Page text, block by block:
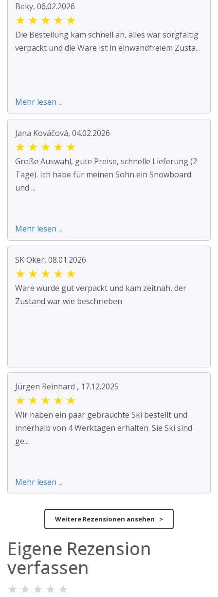
Beky, 06.02.2026
★ ★ ★ ★ ★
Die Bestellung kam schnell an, alles war sorgfältig
verpackt und die Ware ist in einwandfreiem Zusta...
Mehr lesen ...
Jana Kováčová, 04.02.2026
★ ★ ★ ★ ★
Große Auswahl, gute Preise, schnelle Lieferung (2
Tage). Ich habe für meinen Sohn ein Snowboard
und ...
Mehr lesen ...
SK Oker, 08.01.2026
★ ★ ★ ★ ★
Ware wurde gut verpackt und kam zeitnah, der
Zustand war wie beschrieben
Jürgen Reinhard , 17.12.2025
★ ★ ★ ★ ★
Wir haben ein paar gebrauchte Ski bestellt und
innerhalb von 4 Werktagen erhalten. Sie Ski sind
ge...
Mehr lesen ...
Weitere Rezensionen ansehen >
Eigene Rezension
verfassen
★ ★ ★ ★ ★